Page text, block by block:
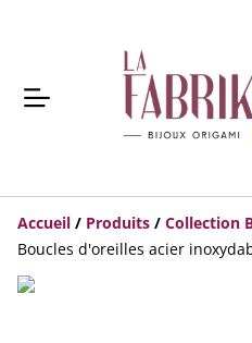
Accueil / Produits / Collection
Boucles d'oreilles acier